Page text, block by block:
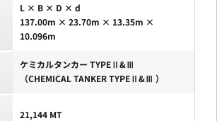
L × B × D × d
137.00m × 23.70m × 13.35m ×
10.096m
ケミカルタンカー TYPEⅡ&Ⅲ
（CHEMICAL TANKER TYPEⅡ&Ⅲ ）
21,144 MT